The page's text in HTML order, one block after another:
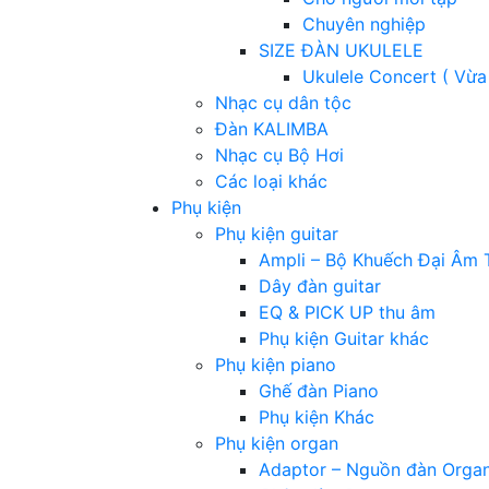
Chuyên nghiệp
SIZE ĐÀN UKULELE
Ukulele Concert ( Vừa
Nhạc cụ dân tộc
Đàn KALIMBA
Nhạc cụ Bộ Hơi
Các loại khác
Phụ kiện
Phụ kiện guitar
Ampli – Bộ Khuếch Đại Âm
Dây đàn guitar
EQ & PICK UP thu âm
Phụ kiện Guitar khác
Phụ kiện piano
Ghế đàn Piano
Phụ kiện Khác
Phụ kiện organ
Adaptor – Nguồn đàn